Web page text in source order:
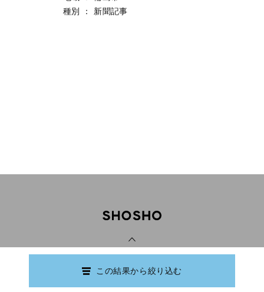
種別
： 新聞記事
この結果から絞り込む
Copyright © Ishikawa Prefectural Library.